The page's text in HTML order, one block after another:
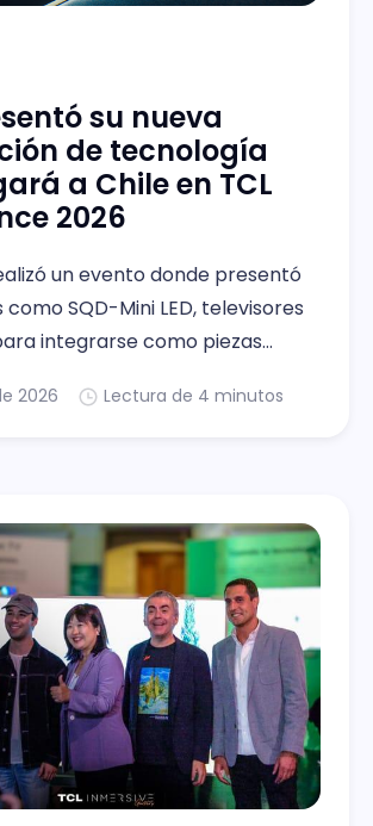
su nueva
de tecnología
a Chile en TCL
2026
un evento donde presentó
SQD-Mini LED, televisores
integrarse como piezas
latencia,
2026 Lectura de 4 minutos